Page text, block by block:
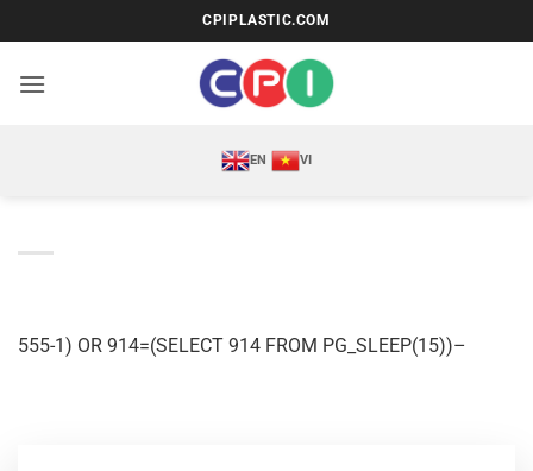
qua
nội
CPIPLASTIC.COM
EN VI
555-1) OR 914=(SELECT 914 FROM PG_SLEEP(15))–